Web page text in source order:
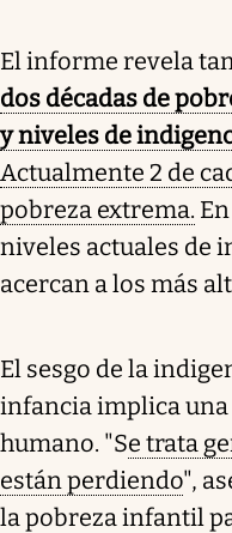
El informe revela
dos décadas de
y niveles de
Actualmente 2 de
pobreza extrema.
niveles actuales de
acercan a los más
El sesgo de la
infancia implica
humano. "Se trata
están perdiendo",
la pobreza infantil